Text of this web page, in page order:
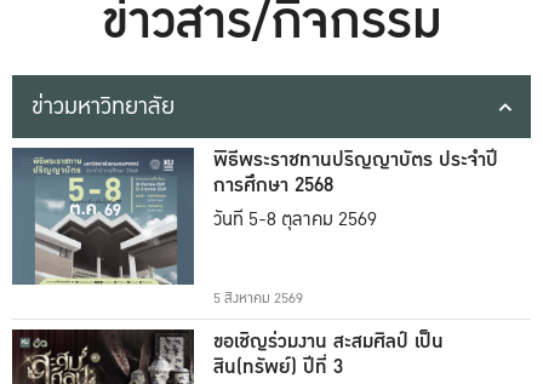
ข่าวสาร/กิจกรรม
ข่าวมหาวิทยาลัย
พิธีพระราชทานปริญญาบัตร ประจำปี
การศึกษา 2568
วันที่ 5-8 ตุลาคม 2569
5 สิงหาคม 2569
ขอเชิญร่วมงาน สะสมศิลป์ เป็น
สิน(ทรัพย์) ปีที่ 3